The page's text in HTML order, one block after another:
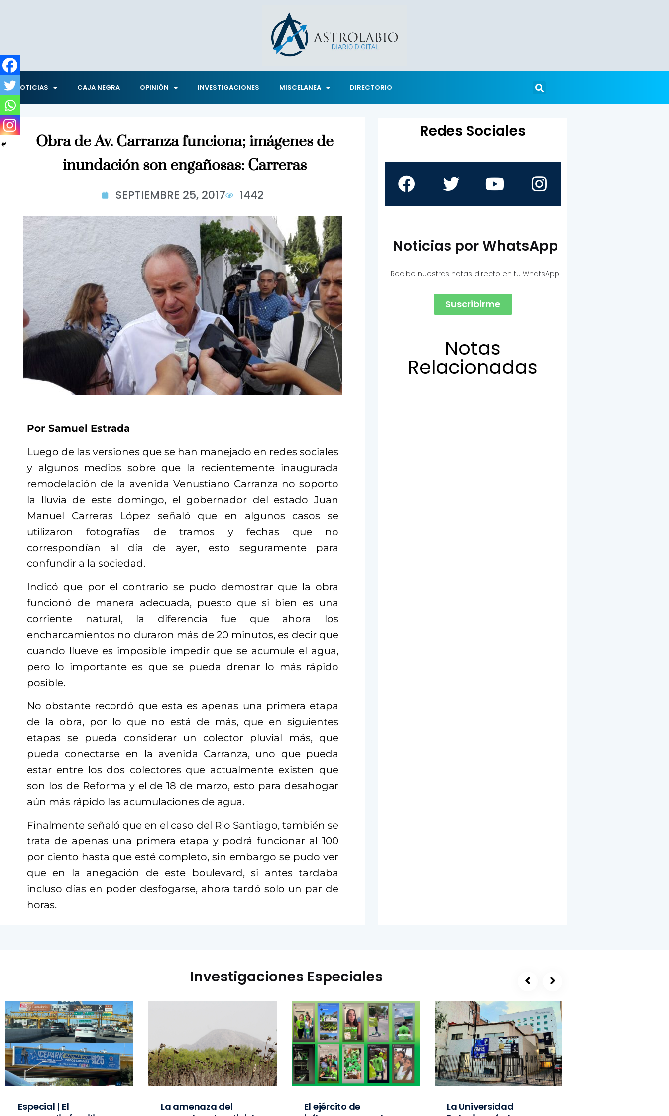
NOTICIAS CAJA NEGRA OPINIÓN INVESTIGACIONES MISCELANEA DIRECTORIO
Obra de Av. Carranza funciona; imágenes de
inundación son engañosas: Carreras
SEPTIEMBRE 25, 2017 1442
Por Samuel Estrada
Luego de las versiones que se han manejado en redes sociales
y algunos medios sobre que la recientemente inaugurada
remodelación de la avenida Venustiano Carranza no soporto
la lluvia de este domingo, el gobernador del estado Juan
Manuel Carreras López señaló que en algunos casos se
utilizaron fotografías de tramos y fechas que no
correspondían al día de ayer, esto seguramente para
confundir a la sociedad.
Indicó que por el contrario se pudo demostrar que la obra
funcionó de manera adecuada, puesto que si bien es una
corriente natural, la diferencia fue que ahora los
encharcamientos no duraron más de 20 minutos, es decir que
cuando llueve es imposible impedir que se acumule el agua,
pero lo importante es que se pueda drenar lo más rápido
posible.
No obstante recordó que esta es apenas una primera etapa
de la obra, por lo que no está de más, que en siguientes
etapas se pueda considerar un colector pluvial más, que
pueda conectarse en la avenida Carranza, uno que pueda
estar entre los dos colectores que actualmente existen que
son los de Reforma y el de 18 de marzo, esto para desahogar
aún más rápido las acumulaciones de agua.
Finalmente señaló que en el caso del Rio Santiago, también se
trata de apenas una primera etapa y podrá funcionar al 100
por ciento hasta que esté completo, sin embargo se pudo ver
que en la anegación de este boulevard, si antes tardaba
incluso días en poder desfogarse, ahora tardó solo un par de
horas.
Redes Sociales
Noticias por WhatsApp
Recibe nuestras notas directo en tu WhatsApp
Suscribirme
Notas
Relacionadas
Investigaciones Especiales
Especial | El
La amenaza del
El ejército de
La Universidad